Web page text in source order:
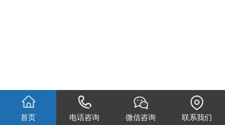
首页 电话咨询 微信咨询 联系我们